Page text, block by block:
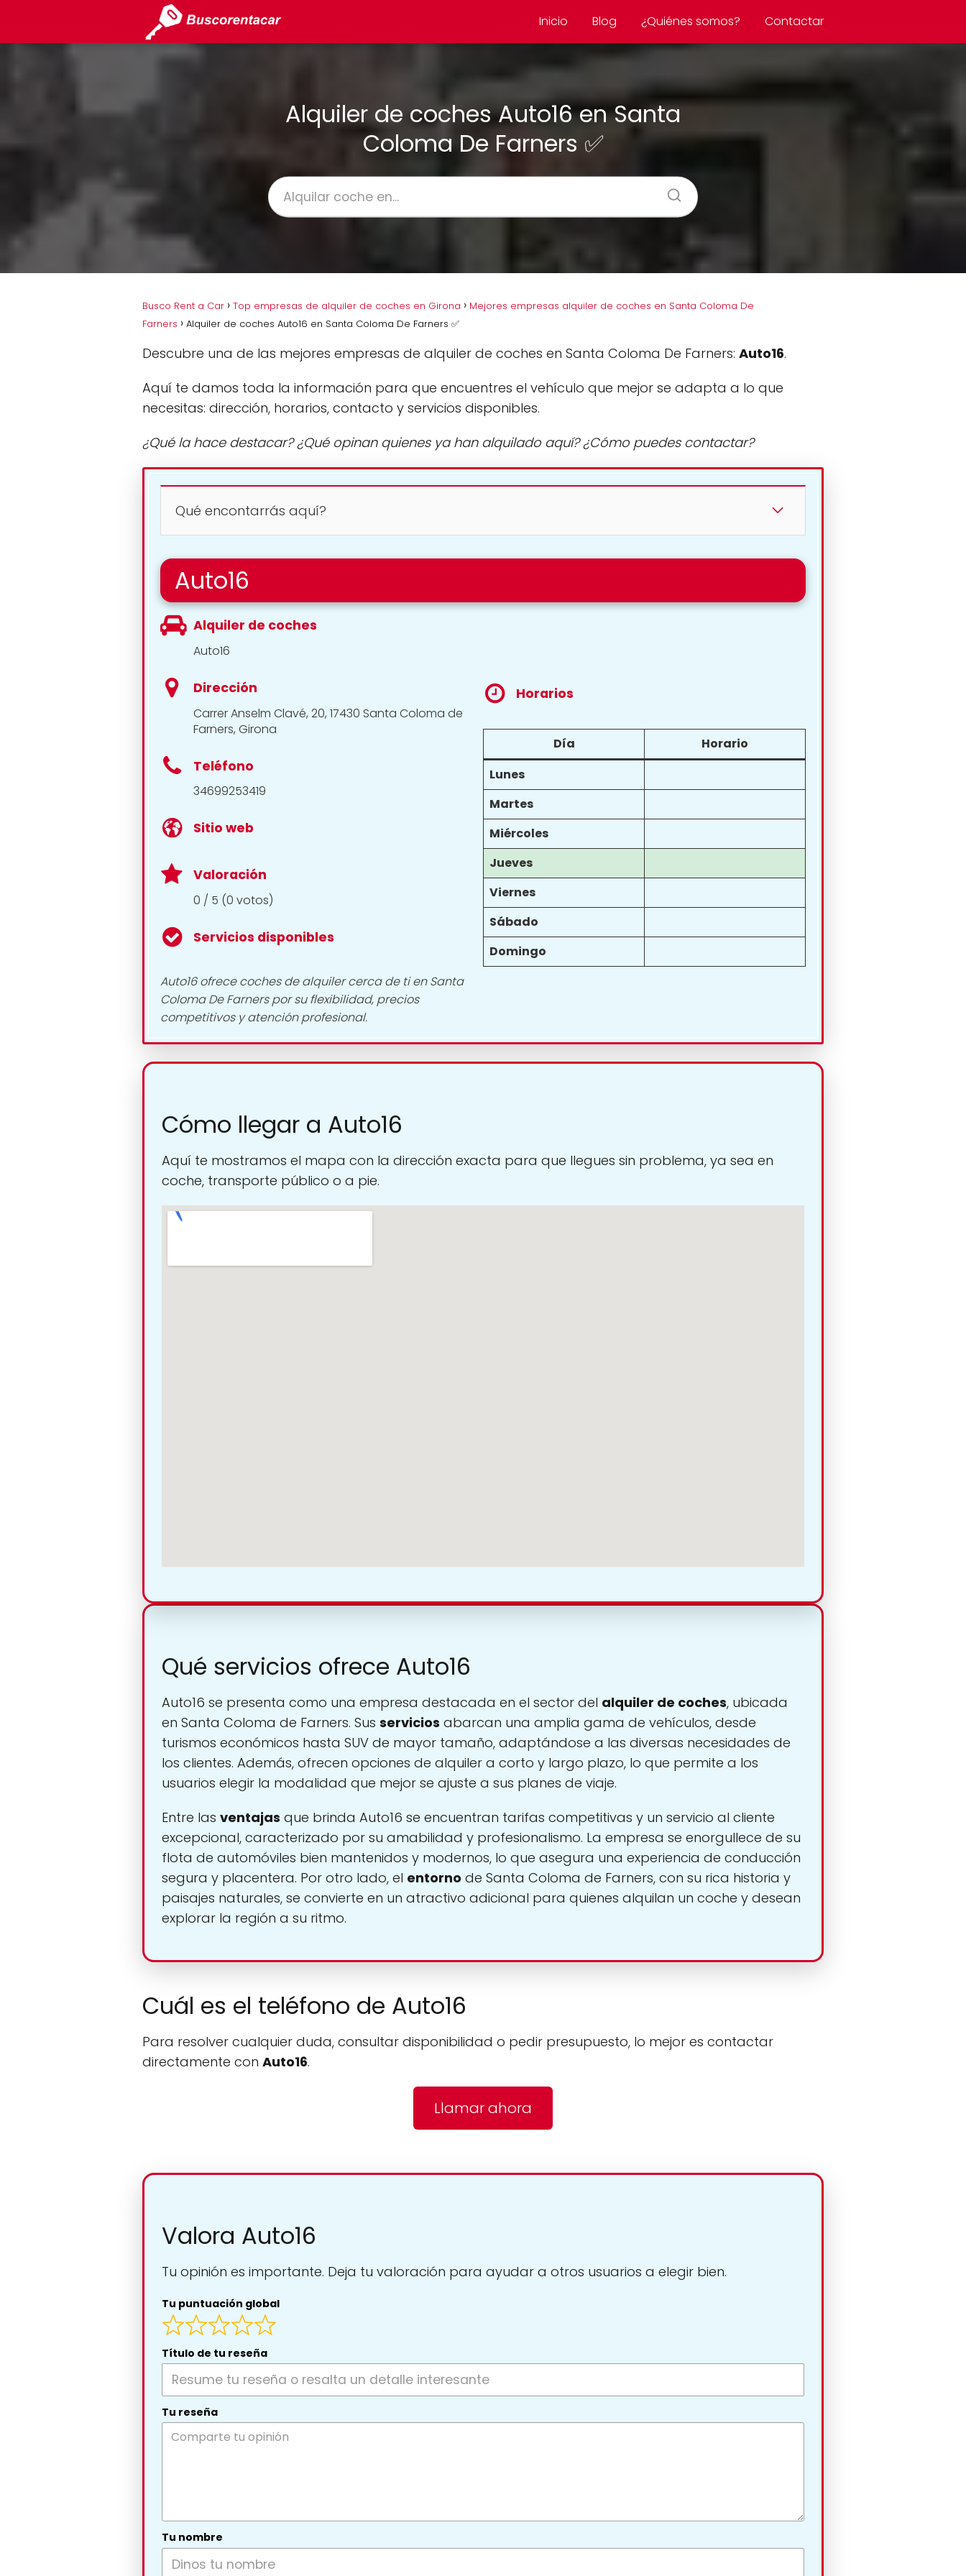
Inicio Blog ¿Quiénes somos? Contactar
Alquiler de coches Auto16 en Santa
Coloma De Farners ✅
Busco Rent a Car Top empresas de alquiler de coches en Girona
Mejores empresas alquiler de coches en Santa Coloma De
Farners
Alquiler de coches Auto16 en Santa Coloma De Farners ✅
Descubre una de las mejores empresas de alquiler de coches en Santa Coloma De Farners: Auto16.
Aquí te damos toda la información para que encuentres el vehículo que mejor se adapta a lo que
necesitas: dirección, horarios, contacto y servicios disponibles.
¿Qué la hace destacar? ¿Qué opinan quienes ya han alquilado aquí? ¿Cómo puedes contactar?
Qué encontarrás aquí?
Auto16
Alquiler de coches
Auto16
Dirección
Carrer Anselm Clavé, 20, 17430 Santa Coloma de
Farners, Girona
Teléfono
34699253419
Sitio web
Valoración
0 / 5 (0 votos)
Servicios disponibles
Auto16 ofrece coches de alquiler cerca de ti en Santa
Coloma De Farners por su flexibilidad, precios
competitivos y atención profesional.
Horarios
Día
Horario
Lunes
Martes
Miércoles
Jueves
Viernes
Sábado
Domingo
Cómo llegar a Auto16
Aquí te mostramos el mapa con la dirección exacta para que llegues sin problema, ya sea en
coche, transporte público o a pie.
Qué servicios ofrece Auto16
Auto16 se presenta como una empresa destacada en el sector del alquiler de coches, ubicada
en Santa Coloma de Farners. Sus servicios abarcan una amplia gama de vehículos, desde
turismos económicos hasta SUV de mayor tamaño, adaptándose a las diversas necesidades de
los clientes. Además, ofrecen opciones de alquiler a corto y largo plazo, lo que permite a los
usuarios elegir la modalidad que mejor se ajuste a sus planes de viaje.
Entre las ventajas que brinda Auto16 se encuentran tarifas competitivas y un servicio al cliente
excepcional, caracterizado por su amabilidad y profesionalismo. La empresa se enorgullece de su
flota de automóviles bien mantenidos y modernos, lo que asegura una experiencia de conducción
segura y placentera. Por otro lado, el entorno de Santa Coloma de Farners, con su rica historia y
paisajes naturales, se convierte en un atractivo adicional para quienes alquilan un coche y desean
explorar la región a su ritmo.
Cuál es el teléfono de Auto16
Para resolver cualquier duda, consultar disponibilidad o pedir presupuesto, lo mejor es contactar
directamente con Auto16.
Llamar ahora
Valora Auto16
Tu opinión es importante. Deja tu valoración para ayudar a otros usuarios a elegir bien.
Tu puntuación global
Título de tu reseña
Tu reseña
Tu nombre